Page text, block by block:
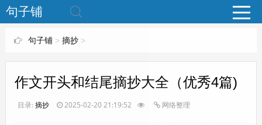
www.bjuzi.com
句子铺
句子铺> 摘抄>
作文开头和结尾摘抄大全（优秀4篇)
目录: 摘抄 2025-02-20 21:19:52 网络整理